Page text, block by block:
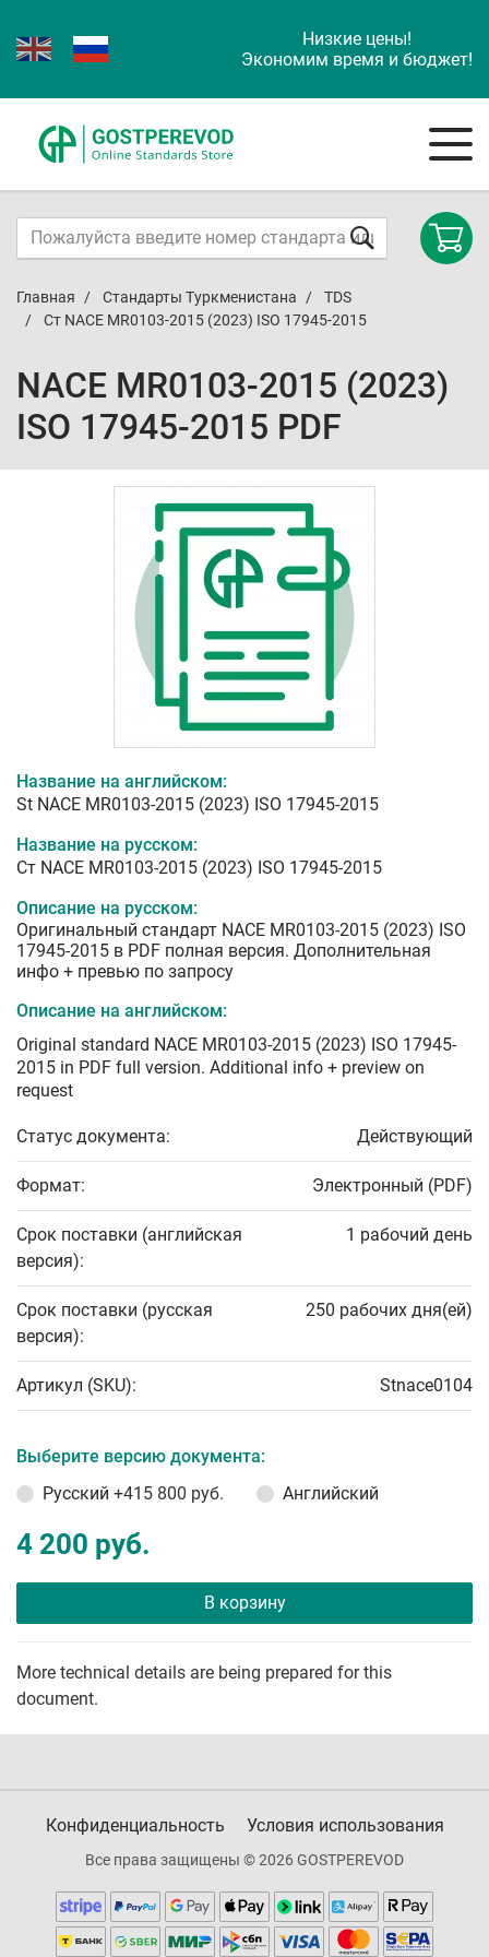
Низкие цены!
Экономим время и бюджет!
Главная Стандарты Туркменистана
TDS
Ст NACE MR0103-2015 (2023) ISO 17945-2015
NACE MR0103-2015 (2023)
ISO 17945-2015 PDF
Название на английском:
St NACE MR0103-2015 (2023) ISO 17945-2015
Название на русском:
Ст NACE MR0103-2015 (2023) ISO 17945-2015
Описание на русском:
Оригинальный стандарт NACE MR0103-2015 (2023) ISO
17945-2015 в PDF полная версия. Дополнительная
инфо + превью по запросу
Описание на английском:
Original standard NACE MR0103-2015 (2023) ISO 17945-
2015 in PDF full version. Additional info + preview on
request
Статус документа: Действующий
Формат: Электронный (PDF)
Срок поставки (английская
версия):
1 рабочий день
Срок поставки (русская
версия):
250 рабочих дня(ей)
Артикул (SKU): Stnace0104
Выберите версию документа:
Русский +415 800 руб. Английский
4 200 руб.
В корзину
More technical details are being prepared for this
document.
Конфиденциальность Условия использования
Все права защищены © 2026 GOSTPEREVOD